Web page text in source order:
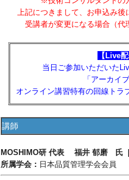
上記につきまして、お申込み後
受講者が変更になる場合（代
【Live
当日ご参加いただいた
「アーカイ
オンライン講習特有の回線トラ
講師
MOSHIMO研 代表 福井 郁磨 氏
所属学会： 日本品質管理学会会員